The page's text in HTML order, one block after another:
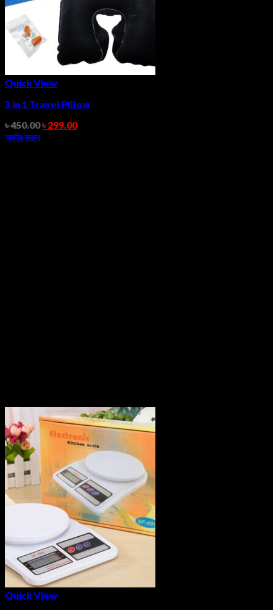
Quick View
3 in 1 Travel Pillow
৳450.00৳299.00
অর্ডার করুন
Quick View